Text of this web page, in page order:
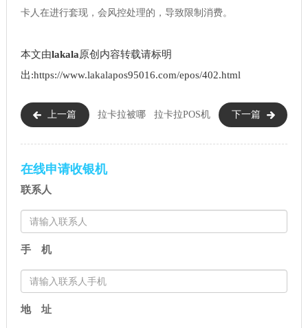
卡人在进行套现，会风控处理的，导致限制消费。
本文由lakala原创内容转载请标明
出:https://www.lakalapos95016.com/epos/402.html
上一篇 拉卡拉被哪
卡不能刷拉卡拉）
下一篇
拉卡拉POS机
在线申请收银机
联系人
手 机
地 址